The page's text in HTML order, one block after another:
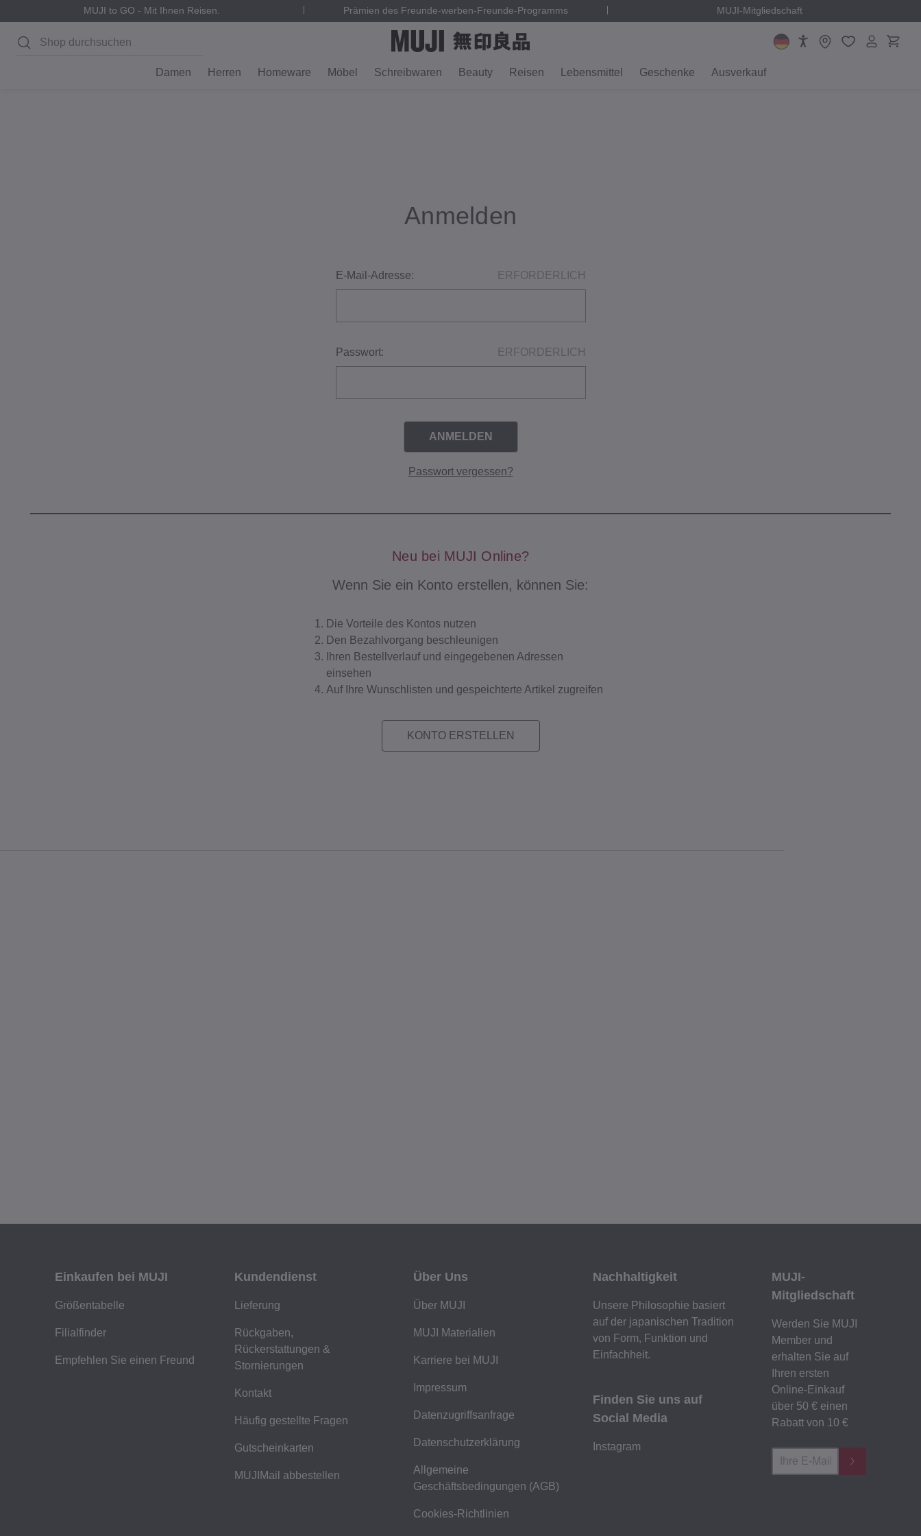
MUJI to GO - Mit Ihnen Reisen. Prämien des Freunde-werben-Freunde-Programms MUJI-Mitgliedschaft
Suchen
Damen Herren Homeware Möbel Schreibwaren Beauty Reisen Lebensmittel Geschenke Ausverkauf
Anmelden
E-Mail-Adresse: ERFORDERLICH
Passwort: ERFORDERLICH
Passwort vergessen?
Neu bei MUJI Online?
Wenn Sie ein Konto erstellen, können Sie:
Die Vorteile des Kontos nutzen
Den Bezahlvorgang beschleunigen
Ihren Bestellverlauf und eingegebenen Adressen
einsehen
Auf Ihre Wunschlisten und gespeichterte Artikel zugreifen
KONTO ERSTELLEN
Einkaufen bei MUJI
Größentabelle
Filialfinder
Empfehlen Sie einen Freund
Kundendienst
Lieferung
Rückgaben,
Rückerstattungen &
Stornierungen
Kontakt
Häufig gestellte Fragen
Gutscheinkarten
MUJIMail abbestellen
Über Uns
Über MUJI
MUJI Materialien
Karriere bei MUJI
Impressum
Datenzugriffsanfrage
Datenschutzerklärung
Allgemeine
Geschäftsbedingungen (AGB)
Cookies-Richtlinien
Nachhaltigkeit
Unsere Philosophie basiert
auf der japanischen Tradition
von Form, Funktion und
Einfachheit.
Finden Sie uns auf
Social Media
Instagram
MUJI-
Mitgliedschaft
Werden Sie MUJI
Member und
erhalten Sie auf
Ihren ersten
Online-Einkauf
über 50 € einen
Rabatt von 10 €